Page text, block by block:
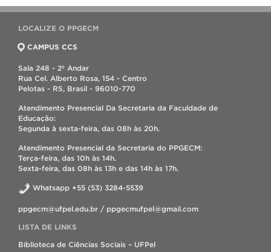
LOCALIZE O PPGECM
CAMPUS CCS
Sala 248 - 2º Andar
Rua Cel. Alberto Rosa, 154 - Centro
Pelotas - RS, Brasil - 96010-770
Atendimento Presencial Da Secretaria da Faculdade de
Educação:
Segunda à sexta-feira, das 08h às 20h.
Atendimento Presencial da Secretaria do PPGECM:
Terça-feira, das 10h às 14h.
Sexta-feira, das 08h às 13h e das 14h às 17h.
Whatsapp +55 (53) 3284-5539
ppgecm@ufpel.edu.br / ppgecmufpel@gmail.com
LISTA DE LINKS
Biblioteca de Ciências Sociais – UFPel